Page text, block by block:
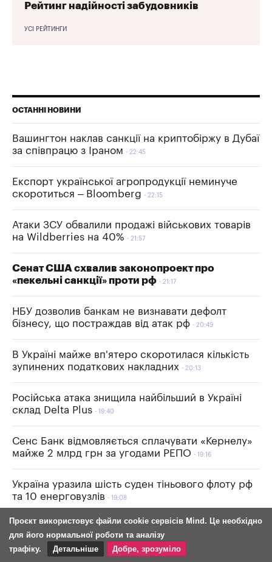
Рейтинг надійності забудовників
УСІ РЕЙТИНГИ
ОСТАННІ НОВИНИ
Вашингтон наклав санкції на криптобіржу в Дубаї
за співпрацю з Іраном
22:45
Експорт української агропродукції неминуче
скоротиться – Bloomberg
22:15
Атаки ЗСУ обвалили продажі військових товарів
на Wildberries на 40%
21:57
Сенат США схвалив законопроект про
«пекельні санкції» проти рф
21:17
НБУ дозволив банкам не визнавати дефолт
бізнесу, що постраждав від атак рф
20:49
В Україні майже вп'ятеро скоротилася кількість
зупинених податкових накладних
20:13
Російська атака знищила найбільший в Україні
склад Delta Plus
19:40
Сенс Банк відмовляється сплачувати «Кернелу»
майже 2 млрд грн за угодами РЕПО
19:16
Україна уразила шість суден тіньового флоту рф
та 10 енерговузлів
19:08
Гривня зміцнюється: НБУ знизив курс долара та
євро на 10 серпня
18:33
Проєкт використовує файли cookie сервісів Mind. Це необхідно
для його нормальної роботи та аналізу
трафіку.
Детальніше Добре, зрозуміло